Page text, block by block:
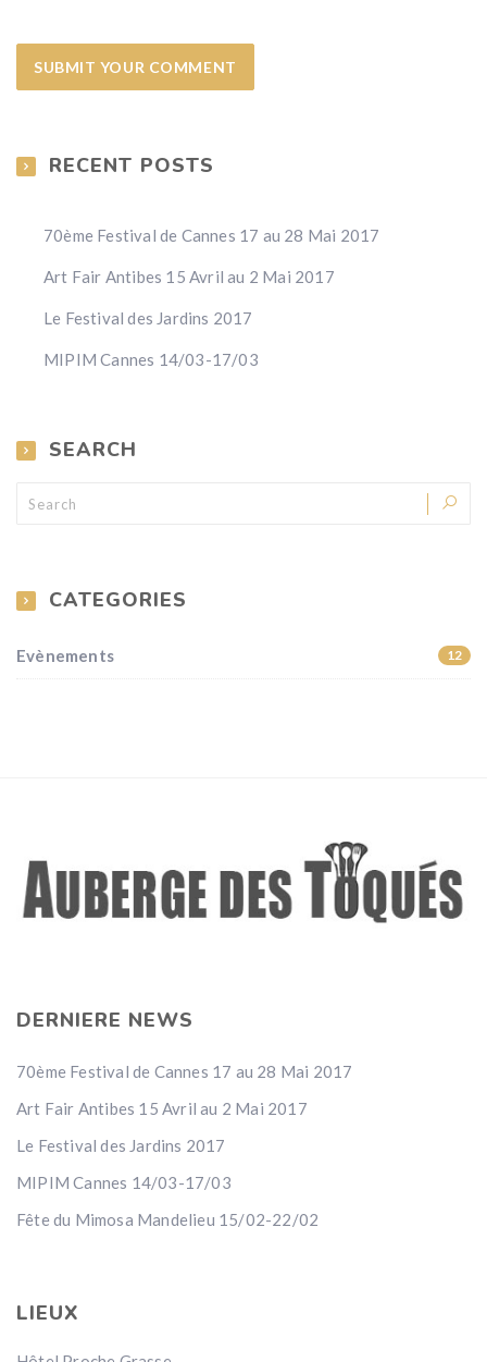
RECENT POSTS
70ème Festival de Cannes 17 au 28 Mai 2017
Art Fair Antibes 15 Avril au 2 Mai 2017
Le Festival des Jardins 2017
MIPIM Cannes 14/03-17/03
SEARCH
CATEGORIES
Evènements 12
DERNIERE NEWS
70ème Festival de Cannes 17 au 28 Mai 2017
Art Fair Antibes 15 Avril au 2 Mai 2017
Le Festival des Jardins 2017
MIPIM Cannes 14/03-17/03
Fête du Mimosa Mandelieu 15/02-22/02
LIEUX